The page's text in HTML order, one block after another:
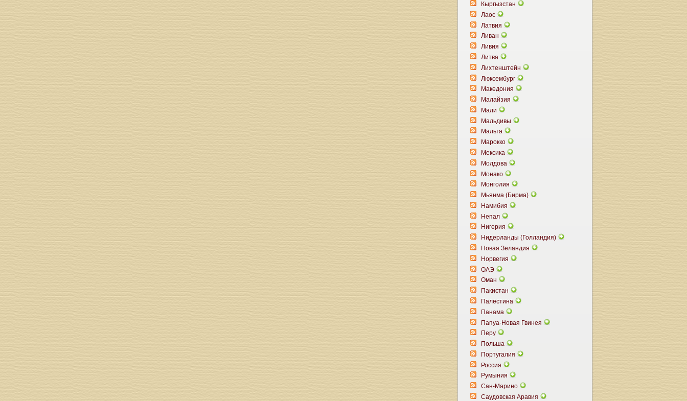
Кыргызстан
Лаос
Латвия
Ливан
Ливия
Литва
Лихтенштейн
Люксембург
Македония
Малайзия
Мали
Мальдивы
Мальта
Марокко
Мексика
Молдова
Монако
Монголия
Мьянма (Бирма)
Намибия
Непал
Нигерия
Нидерланды (Голландия)
Новая Зеландия
Норвегия
ОАЭ
Оман
Пакистан
Палестина
Панама
Папуа-Новая Гвинея
Перу
Польша
Португалия
Россия
Румыния
Сан-Марино
Саудовская Аравия